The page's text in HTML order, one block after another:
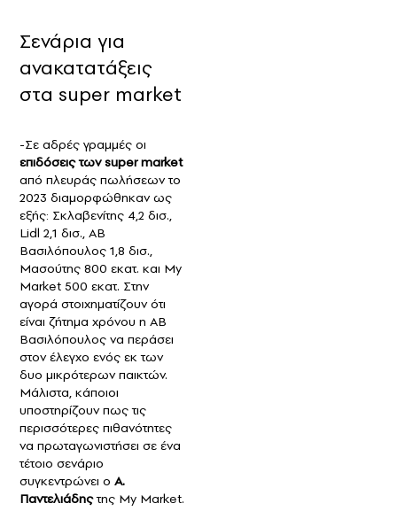
Σενάρια για
ανακατατάξεις
στα super market
-Σε αδρές γραμμές οι
επιδόσεις των super market
από πλευράς πωλήσεων το
2023 διαμορφώθηκαν ως
εξής: Σκλαβενίτης 4,2 δισ.,
Lidl 2,1 δισ., ΑΒ
Βασιλόπουλος 1,8 δισ.,
Μασούτης 800 εκατ. και My
Market 500 εκατ. Στην
αγορά στοιχηματίζουν ότι
είναι ζήτημα χρόνου η ΑΒ
Βασιλόπουλος να περάσει
στον έλεγχο ενός εκ των
δυο μικρότερων παικτών.
Μάλιστα, κάποιοι
υποστηρίζουν πως τις
περισσότερες πιθανότητες
να πρωταγωνιστήσει σε ένα
τέτοιο σενάριο
συγκεντρώνει ο Α.
Παντελιάδηςτης Μy Market.